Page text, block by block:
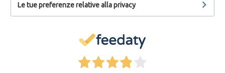
Le tue preferenze relative alla privacy